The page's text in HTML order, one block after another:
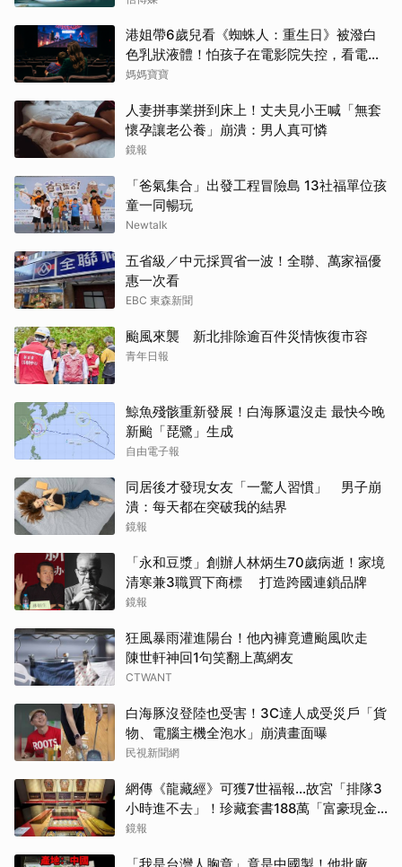
港姐帶6歲兒看《蜘蛛人：重生日》被潑白
色乳狀液體！怕孩子在電影院失控，看電影
前爸媽「必做3件事與3評估」
媽媽寶寶
人妻拼事業拼到床上！丈夫見小王喊「無套
懷孕讓老公養」崩潰：男人真可憐
鏡報
「爸氣集合」出發工程冒險島 13社福單位孩
童一同暢玩
Newtalk
五省級／中元採買省一波！全聯、萬家福優
惠一次看
EBC 東森新聞
颱風來襲 新北排除逾百件災情恢復市容
青年日報
鯨魚殘骸重新發展！白海豚還沒走 最快今晚
新颱「琵鷺」生成
自由電子報
同居後才發現女友「一驚人習慣」 男子崩
潰：每天都在突破我的結界
鏡報
「永和豆漿」創辦人林炳生70歲病逝！家境
清寒兼3職買下商標 打造跨國連鎖品牌
鏡報
狂風暴雨灌進陽台！他內褲竟遭颱風吹走
陳世軒神回1句笑翻上萬網友
CTWANT
白海豚沒登陸也受害！3C達人成受災戶「貨
物、電腦主機全泡水」崩潰畫面曝
民視新聞網
網傳《龍藏經》可獲7世福報…故宮「排隊3
小時進不去」！珍藏套書188萬「富豪現金
買走」
鏡報